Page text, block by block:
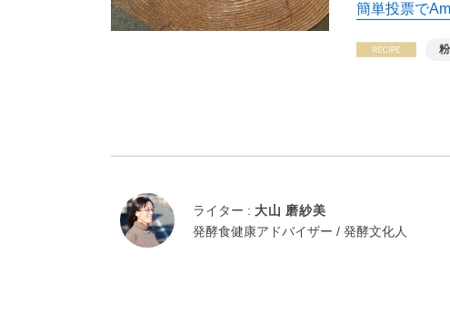
簡単投票で
ライター : 大山 磨紗美
発酵食健康アドバイザー / 発酵文化人